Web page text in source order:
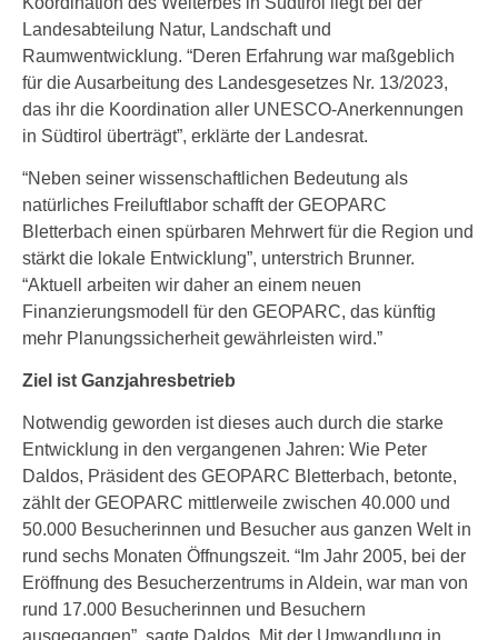
Landesabteilung Natur, Landschaft und
Raumwentwicklung. “Deren Erfahrung war maßgeblich
für die Ausarbeitung des Landesgesetzes Nr. 13/2023,
das ihr die Koordination aller UNESCO-Anerkennungen
in Südtirol überträgt”, erklärte der Landesrat.
“Neben seiner wissenschaftlichen Bedeutung als
natürliches Freiluftlabor schafft der GEOPARC
Bletterbach einen spürbaren Mehrwert für die Region und
stärkt die lokale Entwicklung”, unterstrich Brunner.
“Aktuell arbeiten wir daher an einem neuen
Finanzierungsmodell für den GEOPARC, das künftig
mehr Planungssicherheit gewährleisten wird.”
Ziel ist Ganzjahresbetrieb
Notwendig geworden ist dieses auch durch die starke
Entwicklung in den vergangenen Jahren: Wie Peter
Daldos, Präsident des GEOPARC Bletterbach, betonte,
zählt der GEOPARC mittlerweile zwischen 40.000 und
50.000 Besucherinnen und Besucher aus ganzen Welt in
rund sechs Monaten Öffnungszeit. “Im Jahr 2005, bei der
Eröffnung des Besucherzentrums in Aldein, war man von
rund 17.000 Besucherinnen und Besuchern
ausgegangen”, sagte Daldos. Mit der Umwandlung in